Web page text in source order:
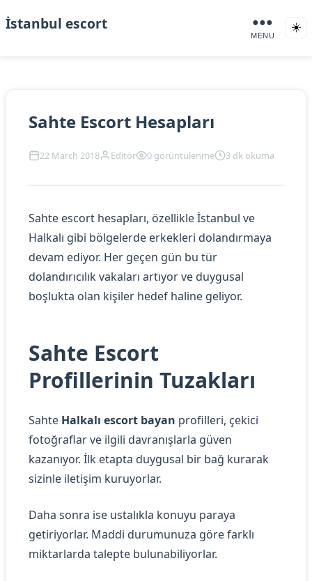
İstanbul escort ●●●
MENU
☀️
Sahte Escort Hesapları
22 March 2018 Editör 0 görüntülenme 3 dk okuma
Sahte escort hesapları, özellikle İstanbul ve
Halkalı gibi bölgelerde erkekleri dolandırmaya
devam ediyor. Her geçen gün bu tür
dolandırıcılık vakaları artıyor ve duygusal
boşlukta olan kişiler hedef haline geliyor.
Sahte Escort
Profillerinin Tuzakları
Sahte Halkalı escort bayan profilleri, çekici
fotoğraflar ve ilgili davranışlarla güven
kazanıyor. İlk etapta duygusal bir bağ kurarak
sizinle iletişim kuruyorlar.
Daha sonra ise ustalıkla konuyu paraya
getiriyorlar. Maddi durumunuza göre farklı
miktarlarda talepte bulunabiliyorlar.